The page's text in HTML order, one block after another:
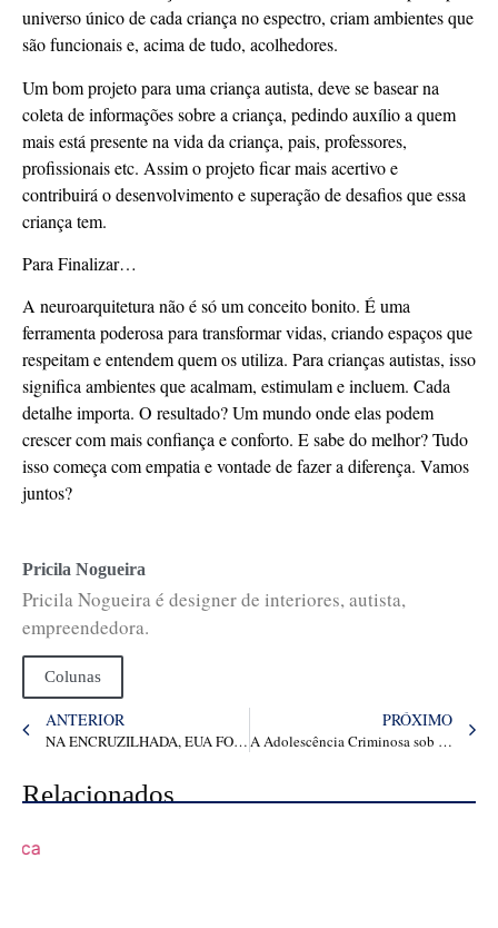
universo único de cada criança no espectro, criam ambientes que
são funcionais e, acima de tudo, acolhedores.
Um bom projeto para uma criança autista, deve se basear na
coleta de informações sobre a criança, pedindo auxílio a quem
mais está presente na vida da criança, pais, professores,
profissionais etc. Assim o projeto ficar mais acertivo e
contribuirá o desenvolvimento e superação de desafios que essa
criança tem.
Para Finalizar…
A neuroarquitetura não é só um conceito bonito. É uma
ferramenta poderosa para transformar vidas, criando espaços que
respeitam e entendem quem os utiliza. Para crianças autistas, isso
significa ambientes que acalmam, estimulam e incluem. Cada
detalhe importa. O resultado? Um mundo onde elas podem
crescer com mais confiança e conforto. E sabe do melhor? Tudo
isso começa com empatia e vontade de fazer a diferença. Vamos
juntos?
Pricila Nogueira
Pricila Nogueira é designer de interiores, autista,
empreendedora.
Colunas
ANTERIOR
NA ENCRUZILHADA, EUA FORÇA “CRACK” NO MERCADO GLOBAL
PRÓXIMO
A Adolescência Criminosa sob a Ótica Psicanalítica
Relacionados